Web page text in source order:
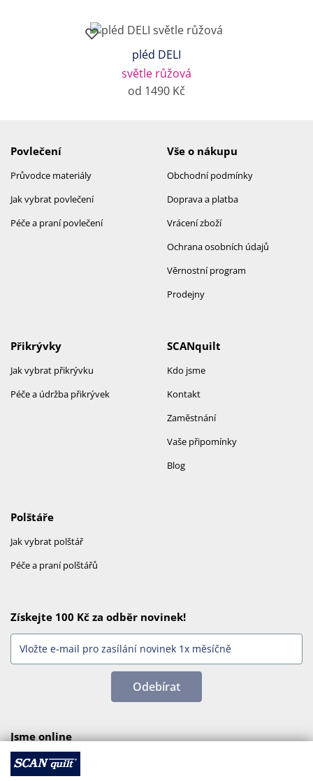
pléd DELI
světle růžová
od 1490 Kč
Povlečení
Průvodce materiály
Jak vybrat povlečení
Péče a praní povlečení
Vše o nákupu
Obchodní podmínky
Doprava a platba
Vrácení zboží
Ochrana osobních údajů
Věrnostní program
Prodejny
SCANquilt
Kdo jsme
Kontakt
Zaměstnání
Vaše připomínky
Blog
Přikrývky
Jak vybrat přikrývku
Péče a údržba přikrývek
Polštáře
Jak vybrat polštář
Péče a praní polštářů
Získejte 100 Kč za odběr novinek!
Odebírat
Jsme online